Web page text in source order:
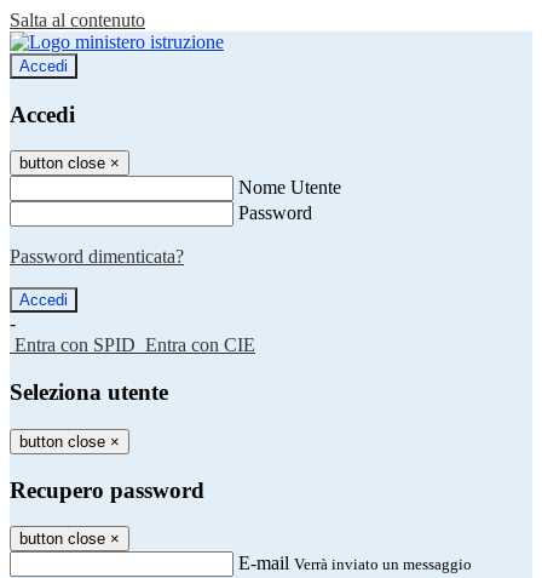
Salta al contenuto
Accedi
Accedi
button close ×
Nome Utente
Password
Password dimenticata?
-
Entra con SPID Entra con CIE
Seleziona utente
button close ×
Recupero password
button close ×
E-mail Verrà inviato un messaggio